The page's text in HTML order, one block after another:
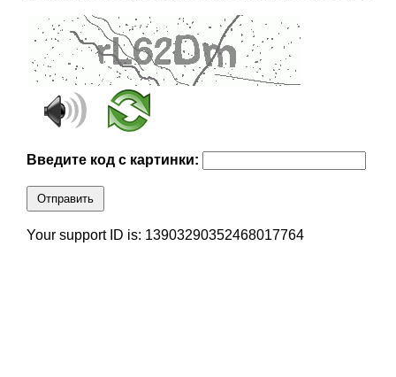
Введите код с картинки:
Отправить
Your support ID is: 13903290352468017764